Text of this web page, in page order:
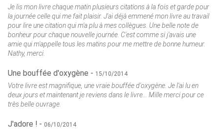
Je lis mon livre chaque matin plusieurs citations à la fois et garde pour
la journée celle qui me fait plaisir. J'ai déjà emmené mon livre au travail
pour lire une citation qui m'a plu à mes collègues. Une belle note de
bonheur pour chaque nouvelle journée. C'est comme si j'avais une
amie qui m'appelle tous les matins pour me mettre de bonne humeur.
Nathy, merci.
Une bouffée d'oxygène - 15/10/2014
Votre livre est magnifique, une vraie bouffée d'oxygène. Je l'ai lu en
deux jours et maintenant je reviens dans le livre... Mille merci pour ce
très belle ouvrage.
J'adore ! - 06/10/2014